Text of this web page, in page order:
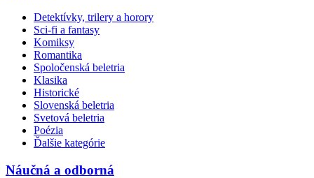
Detektívky, trilery a horory
Sci-fi a fantasy
Komiksy
Romantika
Spoločenská beletria
Klasika
Historické
Slovenská beletria
Svetová beletria
Poézia
Ďalšie kategórie
Náučná a odborná